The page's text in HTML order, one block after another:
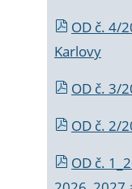
OD č. 4/
Karlovy
OD č. 3/
OD č. 2/
OD č.